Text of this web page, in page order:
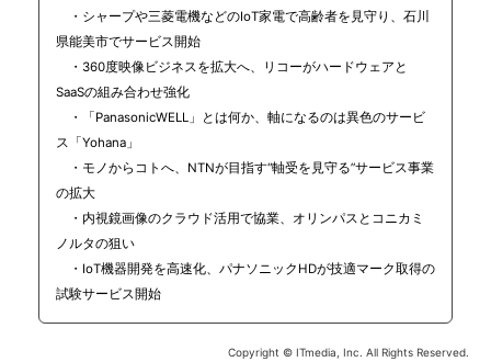
・シャープや三菱電機などのIoT家電で高齢者を見守り、石川
県能美市でサービス開始
・360度映像ビジネスを拡大へ、リコーがハードウェアと
SaaSの組み合わせ強化
・「PanasonicWELL」とは何か、軸になるのは異色のサービ
ス「Yohana」
・モノからコトへ、NTNが目指す“軸受を見守る”サービス事業
の拡大
・内視鏡画像のクラウド活用で協業、オリンパスとコニカミ
ノルタの狙い
・IoT機器開発を高速化、パナソニックHDが技適マーク取得の
試験サービス開始
Copyright © ITmedia, Inc. All Rights Reserved.